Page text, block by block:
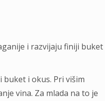
i razvijaju finiji buket
buket i okus. Pri višim
vina. Za mlada na to je